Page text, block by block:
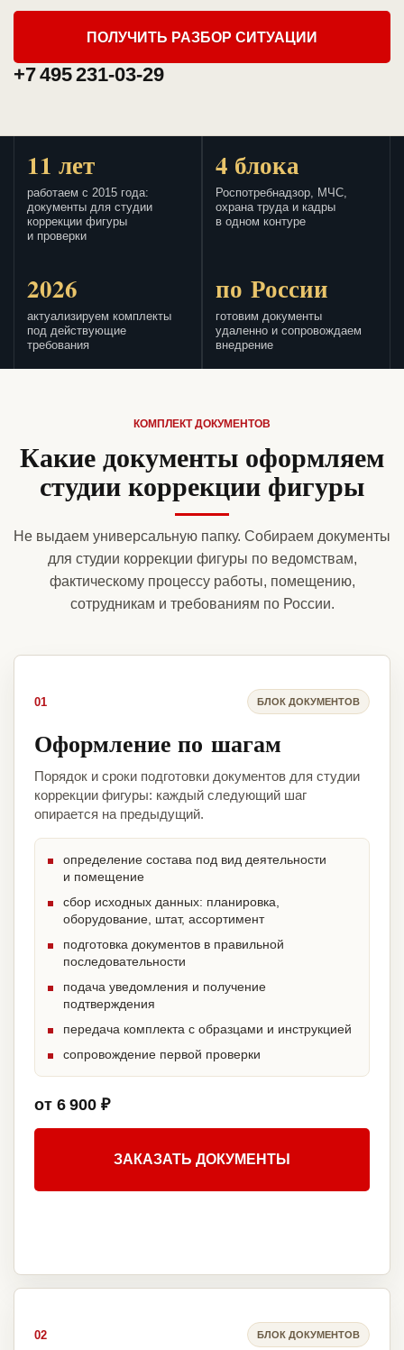
ПОЛУЧИТЬ РАЗБОР СИТУАЦИИ
+7 495 231-03-29
11 лет
работаем с 2015 года:
документы для студии
коррекции фигуры
и проверки
4 блока
Роспотребнадзор, МЧС,
охрана труда и кадры
в одном контуре
2026
актуализируем комплекты
под действующие
требования
по России
готовим документы
удаленно и сопровождаем
внедрение
КОМПЛЕКТ ДОКУМЕНТОВ
Какие документы оформляем
студии коррекции фигуры
Не выдаем универсальную папку. Собираем документы
для студии коррекции фигуры по ведомствам,
фактическому процессу работы, помещению,
сотрудникам и требованиям по России.
01 БЛОК ДОКУМЕНТОВ
Оформление по шагам
Порядок и сроки подготовки документов для студии
коррекции фигуры: каждый следующий шаг
опирается на предыдущий.
определение состава под вид деятельности
и помещение
сбор исходных данных: планировка,
оборудование, штат, ассортимент
подготовка документов в правильной
последовательности
подача уведомления и получение
подтверждения
передача комплекта с образцами и инструкцией
сопровождение первой проверки
от 6 900 ₽
ЗАКАЗАТЬ ДОКУМЕНТЫ
02 БЛОК ДОКУМЕНТОВ